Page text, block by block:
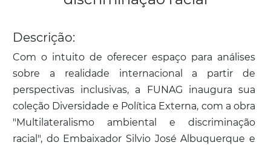
Descrição:
Com o intuito de oferecer espaço para análises
sobre a realidade internacional a partir de
perspectivas inclusivas, a FUNAG inaugura sua
coleção Diversidade e Política Externa, com a obra
"Multilateralismo ambiental e discriminação
racial", do Embaixador Silvio José Albuquerque e